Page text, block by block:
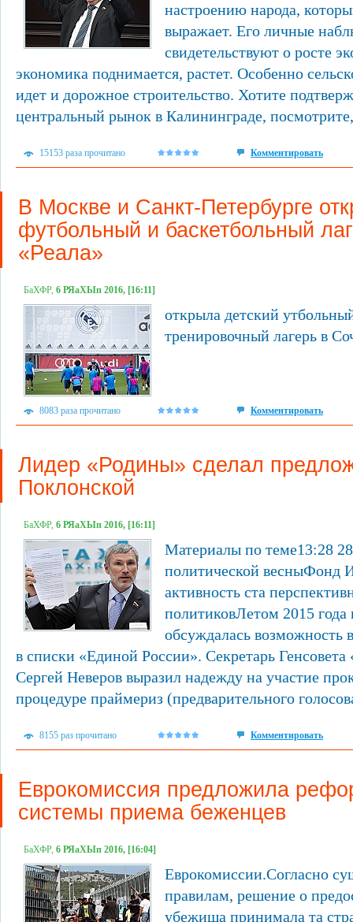
настроению народа,
выражает. Его личные
свидетельствуют о росте
экономика поднимается, растет. Особенно
идет и дорожное строительство. Хотите
центральный рынок в Калининграде,
15153 раза прочитано Комментировать
В Москве и Санкт-Петербурге
футбольный и баскетбольный
«Реала»
БаХФР, 6 РЯаХЫп 2016, [16:11]
открыла детский
тренировочный лагерь в
8083 раза прочитано Комментировать
Лидер «Родины» сделал
Поклонской
БаХФР, 6 РЯаХЫп 2016, [16:11]
Материалы по теме13:28
политической
активность ста
политиковЛетом 2015
обсуждалась возможность
в списки «Единой России». Секретарь
Сергей Неверов выразил надежду на участие
процедуре праймериз (предварительного
8155 раз прочитано Комментировать
Еврокомиссия предложила
системы приема беженцев
БаХФР, 6 РЯаХЫп 2016, [16:04]
Еврокомиссии.Согласно
правилам, решение о
убежища принимала та